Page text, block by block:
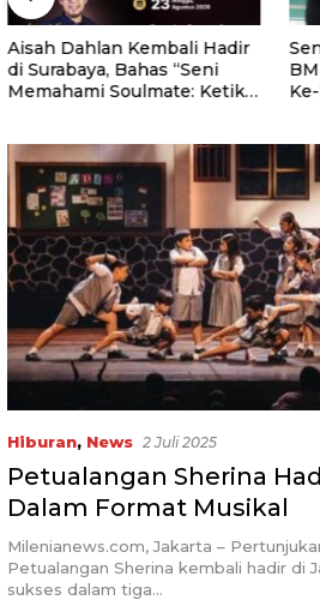
Aisah Dahlan Kembali Hadir
di Surabaya, Bahas “Seni
Memahami Soulmate: Ketika
Hiburan, News 2 Juli 2025
Petualangan Sherina
Dalam Format Musikal
Milenianews.com, Jakarta –
Petualangan Sherina kembali hadir di
sukses dalam tiga…